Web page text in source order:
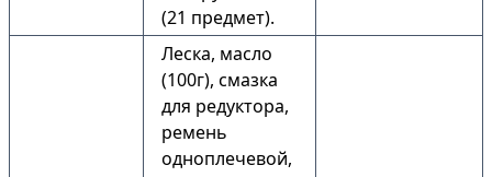
(21 предмет).
Леска, масло
(100г), смазка
для редуктора,
ремень
одноплечевой,